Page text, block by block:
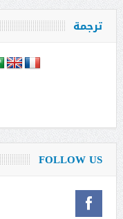
ترجمة
FOLLOW US